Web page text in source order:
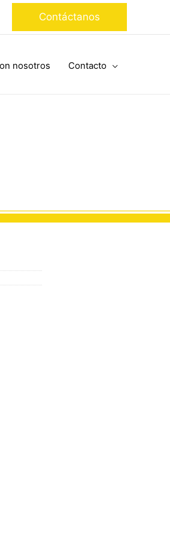
Contáctanos
nosotros Contacto